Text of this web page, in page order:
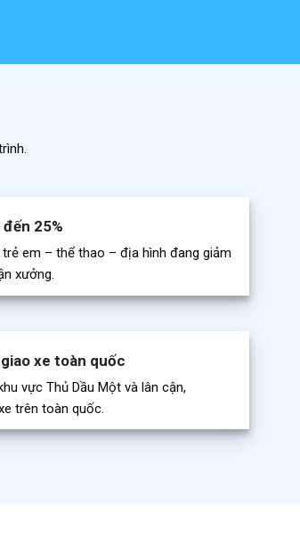
25%
trẻ em – thể thao – địa hình đang giảm
xưởng.
xe toàn quốc
vực Thủ Dầu Một và lân cận,
trên toàn quốc.